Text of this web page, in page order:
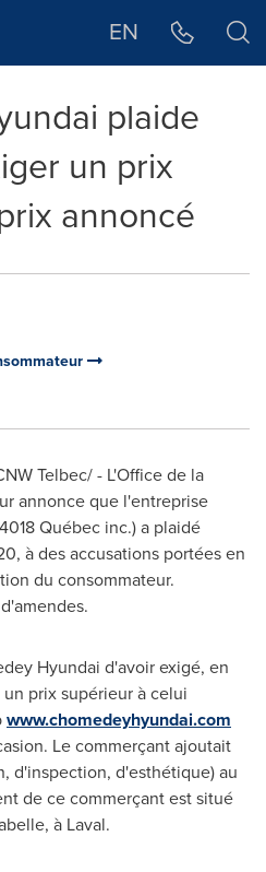
EN
plaide
un prix
annoncé
Telbec/ - L'Office de la
annonce que l'entreprise
Québec inc.) a plaidé
à des accusations portées en
du consommateur.
Hyundai d'avoir exigé, en
prix supérieur à celui
www.chomedeyhyundai.com
Le commerçant ajoutait
d'inspection, d'esthétique) au
de ce commerçant est situé
, à Laval.